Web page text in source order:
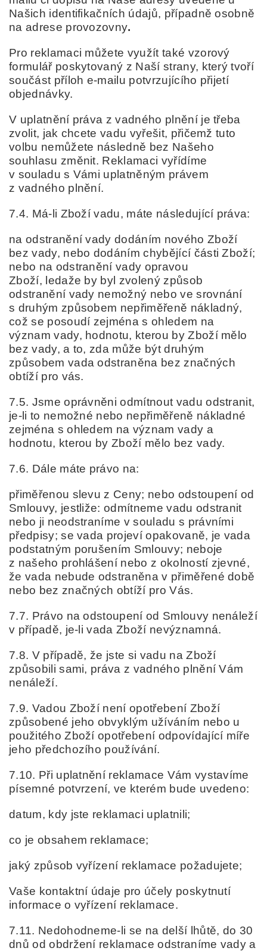
Našich identifikačních údajů, případně osobně
na adrese provozovny.
Pro reklamaci můžete využít také vzorový
formulář poskytovaný z Naší strany, který tvoří
součást příloh e-mailu potvrzujícího přijetí
objednávky.
V uplatnění práva z vadného plnění je třeba
zvolit, jak chcete vadu vyřešit, přičemž tuto
volbu nemůžete následně bez Našeho
souhlasu změnit. Reklamaci vyřídíme
v souladu s Vámi uplatněným právem
z vadného plnění.
7.4. Má-li Zboží vadu, máte následující práva:
na odstranění vady dodáním nového Zboží
bez vady, nebo dodáním chybějící části Zboží;
nebo na odstranění vady opravou
Zboží, ledaže by byl zvolený způsob
odstranění vady nemožný nebo ve srovnání
s druhým způsobem nepřiměřeně nákladný,
což se posoudí zejména s ohledem na
význam vady, hodnotu, kterou by Zboží mělo
bez vady, a to, zda může být druhým
způsobem vada odstraněna bez značných
obtíží pro vás.
7.5. Jsme oprávněni odmítnout vadu odstranit,
je-li to nemožné nebo nepřiměřeně nákladné
zejména s ohledem na význam vady a
hodnotu, kterou by Zboží mělo bez vady.
7.6. Dále máte právo na:
přiměřenou slevu z Ceny; nebo odstoupení od
Smlouvy, jestliže:odmítneme vadu odstranit
nebo ji neodstraníme v souladu s právními
předpisy;se vada projeví opakovaně, je vada
podstatným porušením Smlouvy; neboje
z našeho prohlášení nebo z okolností zjevné,
že vada nebude odstraněna v přiměřené době
nebo bez značných obtíží pro Vás.
7.7. Právo na odstoupení od Smlouvy nenáleží
v případě, je-li vada Zboží nevýznamná.
7.8. V případě, že jste si vadu na Zboží
způsobili sami, práva z vadného plnění Vám
nenáleží.
7.9. Vadou Zboží není opotřebení Zboží
způsobené jeho obvyklým užíváním nebo u
použitého Zboží opotřebení odpovídající míře
jeho předchozího používání.
7.10. Při uplatnění reklamace Vám vystavíme
písemné potvrzení, ve kterém bude uvedeno:
datum, kdy jste reklamaci uplatnili;
co je obsahem reklamace;
jaký způsob vyřízení reklamace požadujete;
Vaše kontaktní údaje pro účely poskytnutí
informace o vyřízení reklamace.
7.11. Nedohodneme-li se na delší lhůtě, do 30
dnů od obdržení reklamace odstraníme vady a